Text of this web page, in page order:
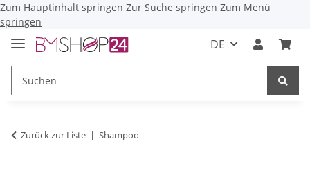
Zum Hauptinhalt springen Zur Suche springen Zum Menü
springen
DE
Zurück zur Liste Shampoo